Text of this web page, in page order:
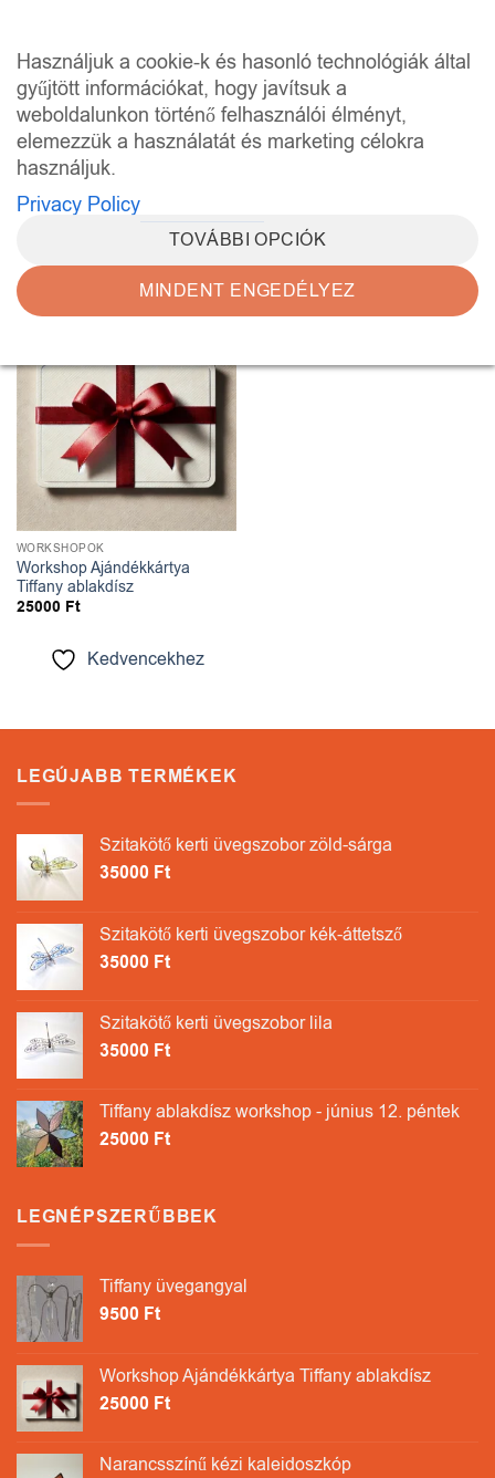
Használjuk a cookie-k és hasonló technológiák által
gyűjtött információkat, hogy javítsuk a
weboldalunkon történő felhasználói élményt,
elemezzük a használatát és marketing célokra
használjuk.
Privacy Policy
TOVÁBBI OPCIÓK
MINDENT ENGEDÉLYEZ
content
KEZDŐLAP / “TIFFANY ÜVEG WORKSHOP”
CÍMKÉVEL RENDELKEZŐ TERMÉKEK
Kedvencekhez
WORKSHOPOK
Workshop Ajándékkártya
Tiffany ablakdísz
25000 Ft
Kedvencekhez
LEGÚJABB TERMÉKEK
Szitakötő kerti üvegszobor zöld-sárga
35000 Ft
Szitakötő kerti üvegszobor kék-áttetsző
35000 Ft
Szitakötő kerti üvegszobor lila
35000 Ft
Tiffany ablakdísz workshop - június 12. péntek
25000 Ft
LEGNÉPSZERŰBBEK
Tiffany üvegangyal
9500 Ft
Workshop Ajándékkártya Tiffany ablakdísz
25000 Ft
Narancsszínű kézi kaleidoszkóp